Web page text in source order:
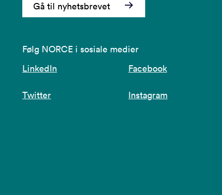
Gå til nyhetsbrevet
Følg NORCE i sosiale medier
LinkedIn
Facebook
Twitter Instagram